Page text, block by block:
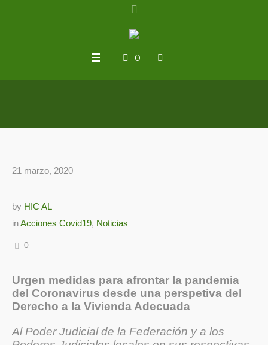
0
21 marzo, 2020
by HIC AL
inAcciones Covid19, Noticias
0
Urgen medidas para afrontar la pandemia
del Coronavirus desde una perspetiva del
Derecho a la Vivienda Adecuada
Al Poder Judicial de la Federación y a los